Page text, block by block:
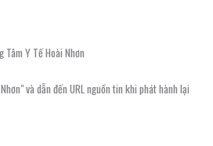
Y Tế Hoài Nhơn
và dẫn đến URL nguồn tin khi phát hành lại